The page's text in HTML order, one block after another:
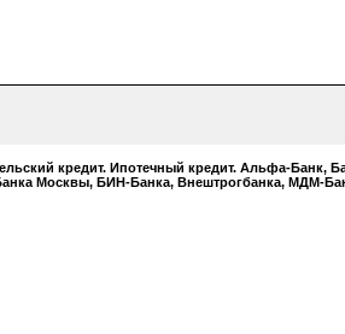
кредит. Ипотечный кредит. Альфа-
Москвы, БИН-Банка, Внештрогбанка, МДМ-